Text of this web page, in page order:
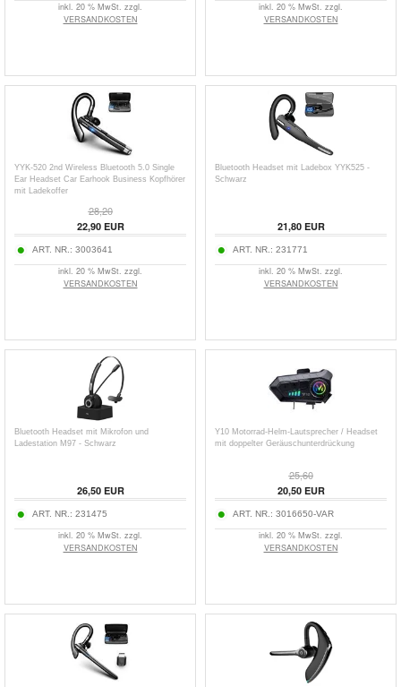
inkl. 20 % MwSt. zzgl.
VERSANDKOSTEN
inkl. 20 % MwSt. zzgl.
VERSANDKOSTEN
YYK-520 2nd Wireless Bluetooth 5.0 Single
Ear Headset Car Earhook Business Kopfhörer
mit Ladekoffer
28,20
22,90EUR
ART. NR.: 3003641
inkl. 20 % MwSt. zzgl.
VERSANDKOSTEN
Bluetooth Headset mit Ladebox YYK525 -
Schwarz
21,80EUR
ART. NR.: 231771
inkl. 20 % MwSt. zzgl.
VERSANDKOSTEN
Bluetooth Headset mit Mikrofon und
Ladestation M97 - Schwarz
26,50EUR
ART. NR.: 231475
inkl. 20 % MwSt. zzgl.
VERSANDKOSTEN
Y10 Motorrad-Helm-Lautsprecher / Headset
mit doppelter Geräuschunterdrückung
25,60
20,50EUR
ART. NR.: 3016650-VAR
inkl. 20 % MwSt. zzgl.
VERSANDKOSTEN